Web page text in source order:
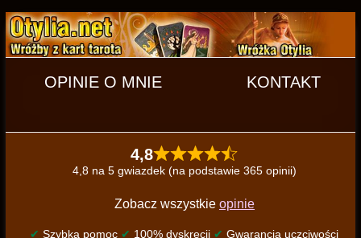
OPINIE O MNIE KONTAKT
4,8
4,8 na 5 gwiazdek (na podstawie 365 opinii)
Zobacz wszystkie opinie
✔ Szybka pomoc ✔ 100% dyskrecji ✔ Gwarancja uczciwości